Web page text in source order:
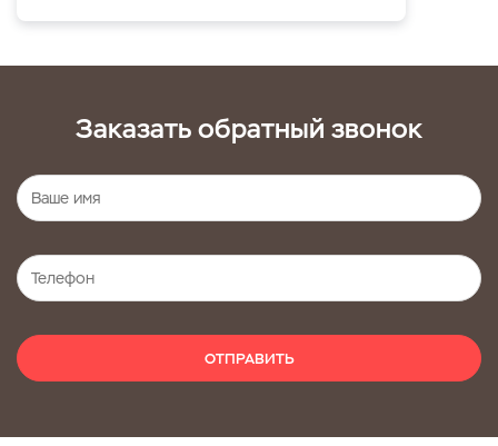
Заказать обратный звонок
ОТПРАВИТЬ